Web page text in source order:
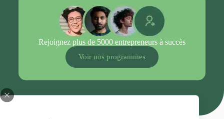
Rejoignez plus de 5000 entrepreneurs à succès
Voir nos programmes
Rejoignez plus de1000entrepreneurs à succès